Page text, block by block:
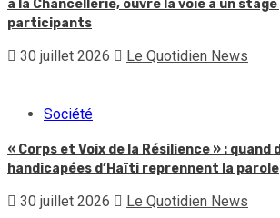
à la Chancellerie, ouvre la voie à un
participants
30 juillet 2026 Le Quotidien News
Société
« Corps et Voix de la Résilience » : quand
handicapées d’Haïti reprennent la parole
30 juillet 2026 Le Quotidien News